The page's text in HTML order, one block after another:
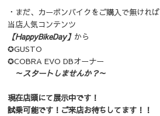
・まだ、カーボンバイクをご購入で無ければ
当店人気コンテンツ
【HappyBikeDay】 から
✪GUSTO
✪COBRA EVO DBオーナー
～スタートしませんか？～
現在店頭にて展示中です！
試乗可能です！ご来店お待ちしてます！！